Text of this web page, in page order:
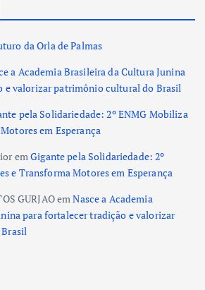
da Orla de Palmas
a Academia Brasileira da Cultura Junina
e valorizar patrimônio cultural do Brasil
pela Solidariedade: 2º ENMG Mobiliza
em Esperança
emGigante pela Solidariedade: 2º
e Transforma Motores em Esperança
GURJAOemNasce a Academia
para fortalecer tradição e valorizar